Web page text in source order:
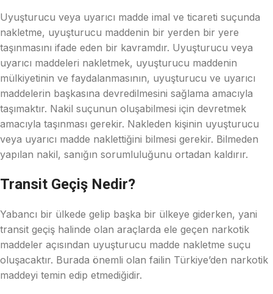
Uyuşturucu veya uyarıcı madde imal ve ticareti suçunda
nakletme, uyuşturucu maddenin bir yerden bir yere
taşınmasını ifade eden bir kavramdır. Uyuşturucu veya
uyarıcı maddeleri nakletmek, uyuşturucu maddenin
mülkiyetinin ve faydalanmasının, uyuşturucu ve uyarıcı
maddelerin başkasına devredilmesini sağlama amacıyla
taşımaktır. Nakil suçunun oluşabilmesi için devretmek
amacıyla taşınması gerekir. Nakleden kişinin uyuşturucu
veya uyarıcı madde naklettiğini bilmesi gerekir. Bilmeden
yapılan nakil, sanığın sorumluluğunu ortadan kaldırır.
Transit Geçiş Nedir?
Yabancı bir ülkede gelip başka bir ülkeye giderken, yani
transit geçiş halinde olan araçlarda ele geçen narkotik
maddeler açısından uyuşturucu madde nakletme suçu
oluşacaktır. Burada önemli olan failin Türkiye’den narkotik
maddeyi temin edip etmediğidir.